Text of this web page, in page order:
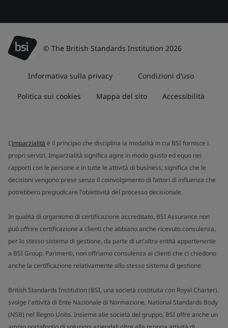
© The British Standards Institution 2026
Informativa sulla privacy Condizioni d’uso
Politica sui cookies Mappa del sito Accessibilità
L’imparzialità è il principio che disciplina la modalità in cui BSI fornisce i
propri servizi. Imparzialità significa agire in modo giusto ed equo nei
rapporti con le persone e in tutte le attività di business; significa che le
decisioni vengono prese senza il coinvolgimento di fattori di influenza che
potrebbero pregiudicare l'obiettività del processo decisionale.
In qualità di organismo di certificazione accreditato, BSI Assurance non
può offrire certificazione a clienti che abbiano anche ricevuto consulenza,
per lo stesso sistema di gestione, da parte di un'altra entità appartenente
a BSI Group. Parimenti, non offriamo consulenza ai clienti che ci chiedono
anche la certificazione relativamente allo stesso sistema di gestione.
British Standards Institution (BSI, una società costituita con Royal Charter),
svolge l'attività di Ente Nazionale di Normazione, National Standards Body
(NSB) nel Regno Unito. Insieme alle società del gruppo, BSI offre anche un